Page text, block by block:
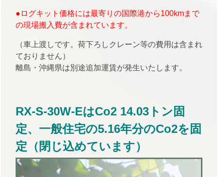
●ログキット価格には最寄りの国際港から100kmまで
の現場搬入費が含まれています。
（車上渡しです。荷下ろしクレーン等の費用は含まれ
ておりません）
離島・沖縄県は別途追加運賃が発生いたします。
RX-S-30W-EはCo2 14.03トン固
定、一般住宅の5.16年分のCo2を固
定（閉じ込めています）